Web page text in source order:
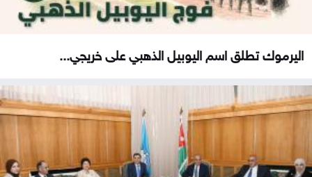
اليرموك تطلق اسم اليوبيل الذهبي على خريجي...